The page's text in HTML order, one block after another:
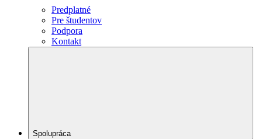
Predplatné
Pre študentov
Podpora
Kontakt
Spolupráca